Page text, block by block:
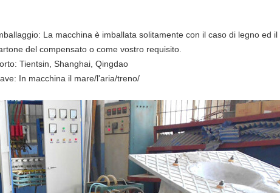
La macchina è imballata solitamente con il caso di legno ed
del compensato o come vostro requisito.
Tientsin, Shanghai, Qingdao
In macchina il mare/l'aria/treno/